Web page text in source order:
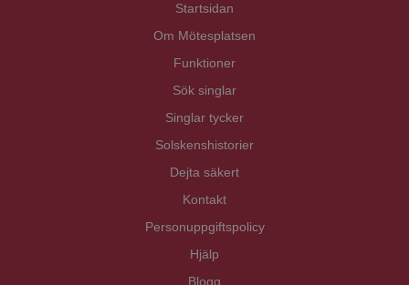
Startsidan
Om Mötesplatsen
Funktioner
Sök singlar
Singlar tycker
Solskenshistorier
Dejta säkert
Kontakt
Personuppgiftspolicy
Hjälp
Blogg